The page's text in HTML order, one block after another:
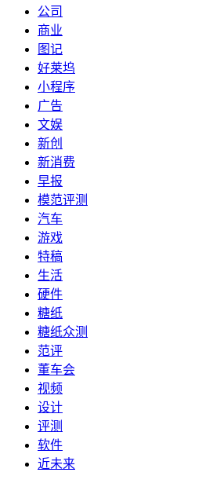
公司
商业
图记
好莱坞
小程序
广告
文娱
新创
新消费
早报
模范评测
汽车
游戏
特稿
生活
硬件
糖纸
糖纸众测
范评
董车会
视频
设计
评测
软件
近未来